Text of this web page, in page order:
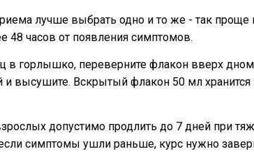
лучше выбрать одно и то же - так проще
48 часов от появления симптомов.
в горлышко, переверните флакон вверх дном
высушите. Вскрытый флакон 50 мл хранится
допустимо продлить до 7 дней при
симптомы ушли раньше, курс нужно